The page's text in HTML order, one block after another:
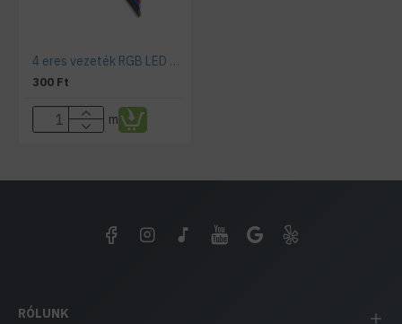
4 eres vezeték RGB LED szalagokhoz
300 Ft
m
RÓLUNK